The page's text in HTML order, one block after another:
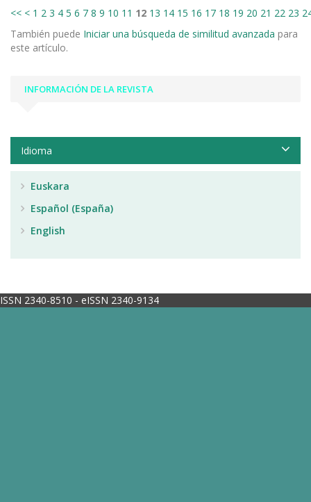
<< < 1 2 3 4 5 6 7 8 9 10 11 12 13 14 15 16 17 18 19 20 21 22 23
También puede Iniciar una búsqueda de similitud avanzada para
este artículo.
INFORMACIÓN DE LA REVISTA
Idioma
Euskara
Español (España)
English
ISSN 2340-8510 - eISSN 2340-9134